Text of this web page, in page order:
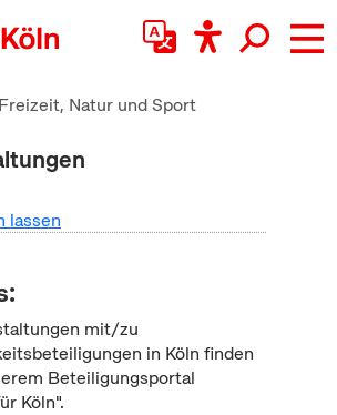
Freizeit, Natur und Sport
lassen
mit/zu
in Köln finden
Beteiligungsportal
Köln".